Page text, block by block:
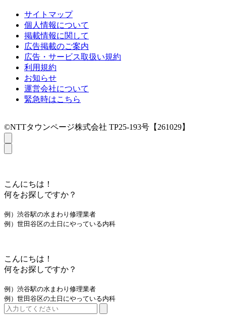
サイトマップ
個人情報について
掲載情報に関して
広告掲載のご案内
広告・サービス取扱い規約
利用規約
お知らせ
運営会社について
緊急時はこちら
©NTTタウンページ株式会社 TP25-193号【261029】
こんにちは！
何をお探しですか？
例）渋谷駅の水まわり修理業者
例）世田谷区の土日にやっている内科
こんにちは！
何をお探しですか？
例）渋谷駅の水まわり修理業者
例）世田谷区の土日にやっている内科